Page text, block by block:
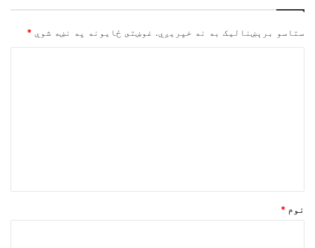
ستاسو برېښناليک به نه خپريږي. غوښتى ځایونه په نښه شوي *
نوم *